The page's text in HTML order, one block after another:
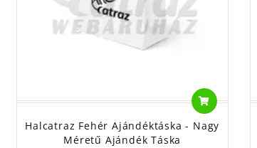
Halcatraz Fehér Ajándéktáska - Nagy
Méretű Ajándék Táska